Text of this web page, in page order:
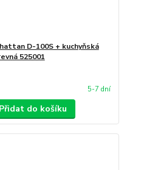
D-100S + kuchyňská
525001
5-7 dní
Přidat do košíku